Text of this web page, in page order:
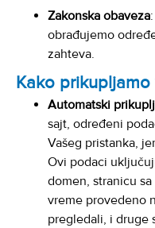
Zakonska obaveza
obrađujemo
zahteva.
Kako
Automatski
sajt, određeni
Vašeg pristanka,
Ovi podaci
domen, stranicu
vreme provedeno
pregledali, i druge